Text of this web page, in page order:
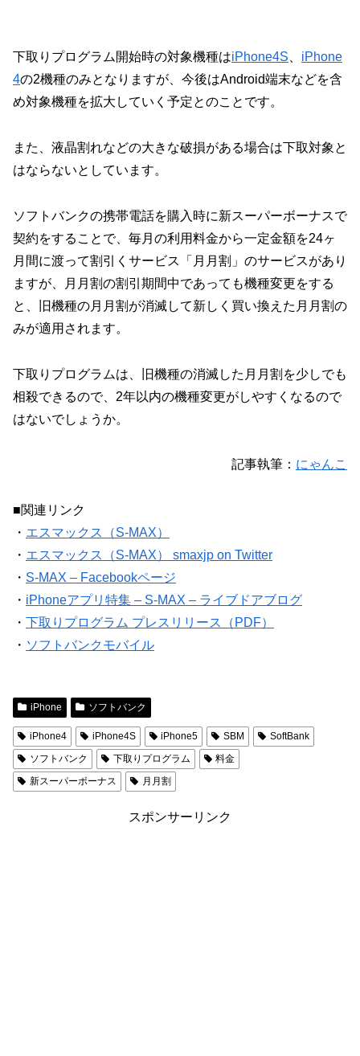
下取りプログラム開始時の対象機種はiPhone4S
iPhone
4の2機種のみとなりますが、今後はAndroid端末などを含
め対象機種を拡大していく予定とのことです。
また、液晶割れなどの大きな破損がある場合は下取対象と
はならないとしています。
ソフトバンクの携帯電話を購入時に新スーパーボーナスで
契約をすることで、毎月の利用料金から一定金額を24ヶ
月間に渡って割引くサービス「月月割」のサービスがあり
ますが、月月割の割引期間中であっても機種変更をする
と、旧機種の月月割が消滅して新しく買い換えた月月割の
みが適用されます。
下取りプログラムは、旧機種の消滅した月月割を少しでも
相殺できるので、2年以内の機種変更がしやすくなるので
はないでしょうか。
記事執筆： にゃんこ
■関連リンク
・ エスマックス（S-MAX）
・ エスマックス（S-MAX） smaxjp on Twitter
・ S-MAX – Facebookページ
・ iPhoneアプリ特集 – S-MAX – ライブドアブログ
・ 下取りプログラム プレスリリース（PDF）
・ ソフトバンクモバイル
iPhone ソフトバンク
iPhone4 iPhone4S iPhone5 SBM
SoftBank
ソフトバンク
下取りプログラム
料金
新スーパーボーナス
月月割
スポンサーリンク